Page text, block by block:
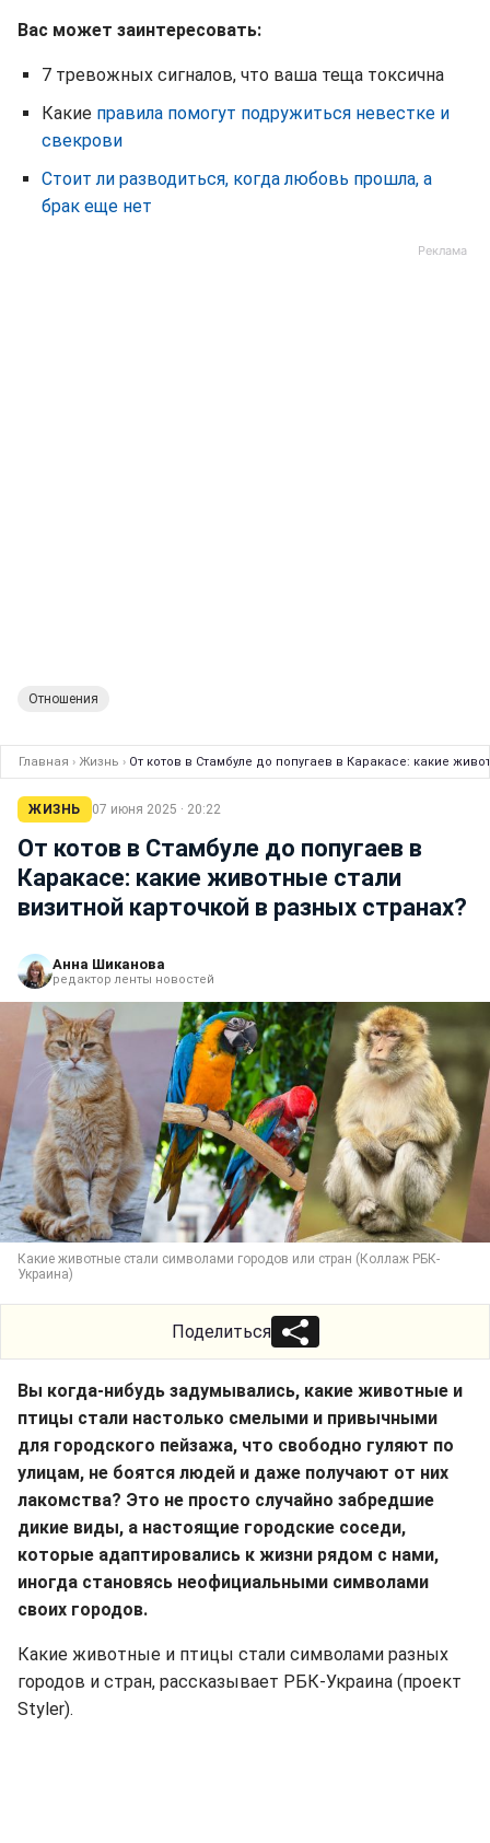
Вас может заинтересовать:
7 тревожных сигналов, что ваша теща токсична
Какие правила помогут подружиться невестке и
свекрови
Стоит ли разводиться, когда любовь прошла, а
брак еще нет
Отношения
Главная › Жизнь › От котов в Стамбуле до попугаев в Каракасе: какие
ЖИЗНЬ 07 июня 2025 · 20:22
От котов в Стамбуле до попугаев в
Каракасе: какие животные стали
визитной карточкой в разных странах?
Анна Шиканова
редактор ленты новостей
Какие животные стали символами городов или стран (Коллаж РБК-
Украина)
Поделиться
Вы когда-нибудь задумывались, какие животные и
птицы стали настолько смелыми и привычными
для городского пейзажа, что свободно гуляют по
улицам, не боятся людей и даже получают от них
лакомства? Это не просто случайно забредшие
дикие виды, а настоящие городские соседи,
которые адаптировались к жизни рядом с нами,
иногда становясь неофициальными символами
своих городов.
Какие животные и птицы стали символами разных
городов и стран, рассказывает РБК-Украина (проект
Styler).